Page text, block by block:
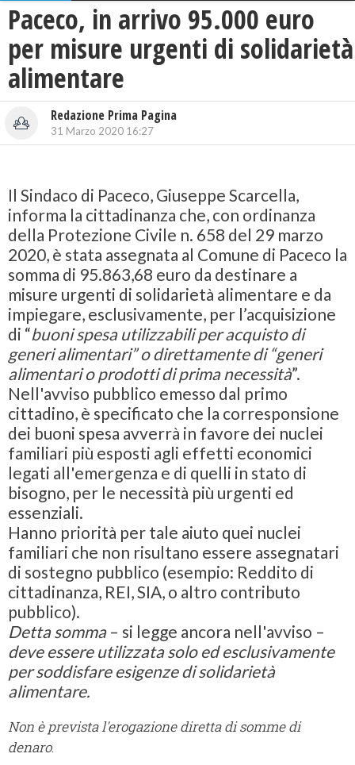
Paceco, in arrivo 95.000 euro
per misure urgenti di solidarietà
alimentare
Redazione Prima Pagina
31 Marzo 2020 16:27
Il Sindaco di Paceco, Giuseppe Scarcella,
informa la cittadinanza che, con ordinanza
della Protezione Civile n. 658 del 29 marzo
2020, è stata assegnata al Comune di Paceco la
somma di 95.863,68 euro da destinare a
misure urgenti di solidarietà alimentare e da
impiegare, esclusivamente, per l’acquisizione
di “buoni spesautilizzabili per acquisto di
generi alimentari” o direttamente di “generi
alimentari o prodotti di prima necessità”.
Nell'avviso pubblico emesso dal primo
cittadino, è specificato che la corresponsione
dei buoni spesa avverrà in favore dei nuclei
familiari più esposti agli effetti economici
legati all'emergenza e di quelli in stato di
bisogno, per le necessità più urgenti ed
essenziali.
Hanno priorità per tale aiuto quei nuclei
familiari che non risultano essere assegnatari
di sostegno pubblico (esempio: Reddito di
cittadinanza, REI, SIA, o altro contributo
pubblico).
Detta somma– si legge ancora nell'avviso –
deve essere utilizzata solo ed esclusivamente
per soddisfare esigenze di solidarietà
alimentare.
Non è prevista l'erogazione diretta di somme di
denaro.